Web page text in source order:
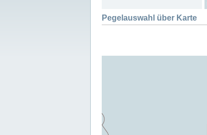
Pegelauswahl über Karte